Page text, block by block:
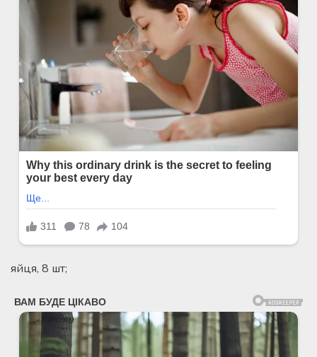
яйця, 8 шт;